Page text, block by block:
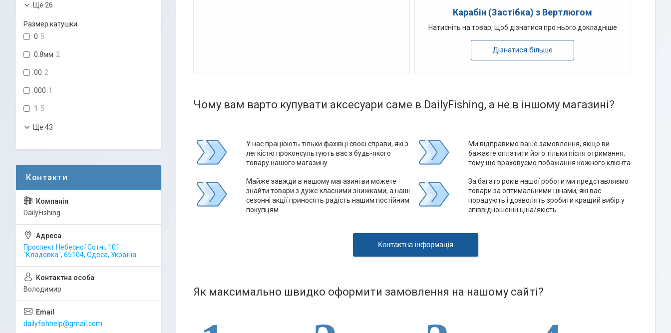
Карабін (Застібка) з Вертлюгом
Натисніть на товар, щоб дізнатися про нього докладніше
Дізнатися більше
Чому вам варто купувати аксесуари саме в DailyFishing, а не в іншому магазині?
У нас працюють тільки фахівці своєї справи, які з
легкістю проконсультують вас з будь-якого
товару нашого магазину
Майже завжди в нашому магазині ви можете
знайти товари з дуже класними знижками, а наші
сезонні акції приносять радість нашим постійним
покупцям
Ми відправимо ваше замовлення, якщо ви
бажаєте оплатити його тільки після отримання,
тому що враховуємо побажання кожного клієнта
За багато років нашої роботи ми представляємо
товари за оптимальними цінами, які вас
порадують і дозволять зробити кращий вибір у
співвідношенні ціна/якість
Контактна інформація
Як максимально швидко оформити замовлення на нашому сайті?
Ще 26
Размер катушки
0 5
0.8мм 2
00 2
000 1
1 5
Ще 43
DailyFishing
Проспект Небесної Сотні, 101
"Кладовка", 65104, Одеса, Україна
Володимир
dailyfishhelp@gmail.com